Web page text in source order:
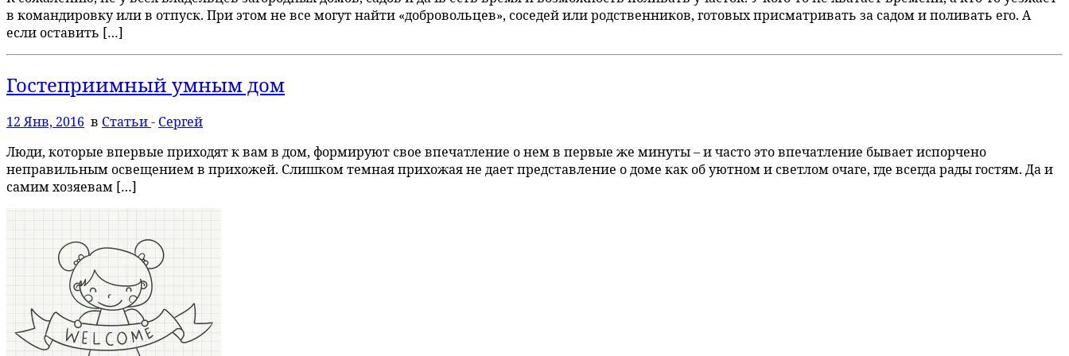
в командировку или в отпуск. При этом не все могут найти «добровольцев», соседей или родственников, готовых присматривать за садом и поливать его. А
если оставить […]
Гостеприимный умным дом
12 Янв, 2016 в Статьи- Сергей
Люди, которые впервые приходят к вам в дом, формируют свое впечатление о нем в первые же минуты – и часто это впечатление бывает испорчено
неправильным освещением в прихожей. Слишком темная прихожая не дает представление о доме как об уютном и светлом очаге, где всегда рады гостям. Да и
самим хозяевам […]